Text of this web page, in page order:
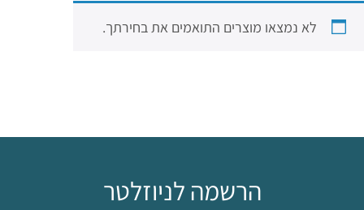
לא נמצאו מוצרים התואמים את בחירתך.
הרשמה לניוזלטר